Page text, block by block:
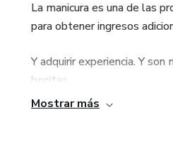
La manicura es una de las
para obtener ingresos
Y adquirir experiencia. Y
bonitas.
Mostrar más